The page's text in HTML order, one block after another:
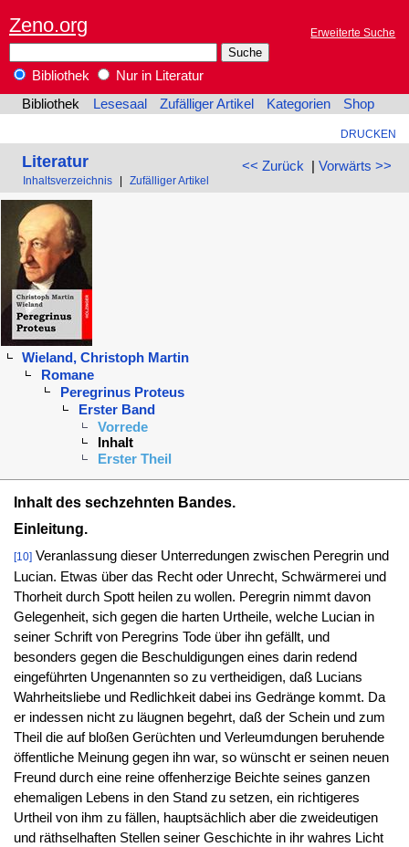
Zeno.org Erweiterte Suche
Bibliothek
Nur in Literatur
Bibliothek
Lesesaal Zufälliger Artikel Kategorien Shop
DRUCKEN
<< Zurück | Vorwärts >>
Literatur
Inhaltsverzeichnis Zufälliger Artikel
Wieland, Christoph Martin
Romane
Peregrinus Proteus
Erster Band
Vorrede
Inhalt
Erster Theil
Inhalt des sechzehnten Bandes.
Einleitung.
[10]Veranlassung dieser Unterredungen zwischen Peregrin und
Lucian. Etwas über das Recht oder Unrecht, Schwärmerei und
Thorheit durch Spott heilen zu wollen. Peregrin nimmt davon
Gelegenheit, sich gegen die harten Urtheile, welche Lucian in
seiner Schrift von Peregrins Tode über ihn gefällt, und
besonders gegen die Beschuldigungen eines darin redend
eingeführten Ungenannten so zu vertheidigen, daß Lucians
Wahrheitsliebe und Redlichkeit dabei ins Gedränge kommt. Da
er indessen nicht zu läugnen begehrt, daß der Schein und zum
Theil die auf bloßen Gerüchten und Verleumdungen beruhende
öffentliche Meinung gegen ihn war, so wünscht er seinen neuen
Freund durch eine reine offenherzige Beichte seines ganzen
ehemaligen Lebens in den Stand zu setzen, ein richtigeres
Urtheil von ihm zu fällen, hauptsächlich aber die zweideutigen
und räthselhaften Stellen seiner Geschichte in ihr wahres Licht